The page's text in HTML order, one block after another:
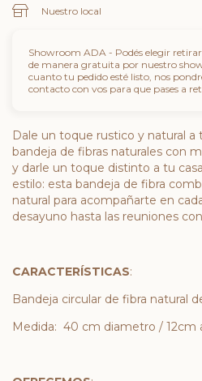
Nuestro local
Showroom ADA - Podés elegir
de manera gratuita por nuestro
cuanto tu pedido esté listo, nos
contacto con vos para que pases a
Dale un toque rustico y natural a
bandeja de fibras naturales con
y darle un toque distinto a tu
estilo: esta bandeja de fibra
natural para acompañarte en
desayuno hasta las reuniones
CARACTERÍSTICAS:
Bandeja circular de fibra natural
Medida: 40 cm diametro / 12cm